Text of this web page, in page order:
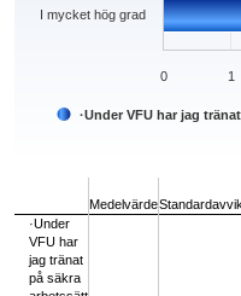
·Under VFU har jag
I mycket hög grad
0 1
Medelvärde
·Under
VFU har
jag tränat
på säkra